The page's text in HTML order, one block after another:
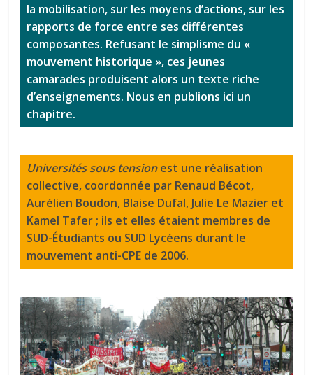
la mobilisation, sur les moyens d’actions, sur les
rapports de force entre ses différentes
composantes. Refusant le simplisme du «
mouvement historique », ces jeunes
camarades produisent alors un texte riche
d’enseignements. Nous en publions ici un
chapitre.
Universités sous tensionest une réalisation
collective, coordonnée par Renaud Bécot,
Aurélien Boudon, Blaise Dufal, Julie Le Mazier et
Kamel Tafer ; ils et elles étaient membres de
SUD-Étudiants ou SUD Lycéens durant le
mouvement anti-CPE de 2006.